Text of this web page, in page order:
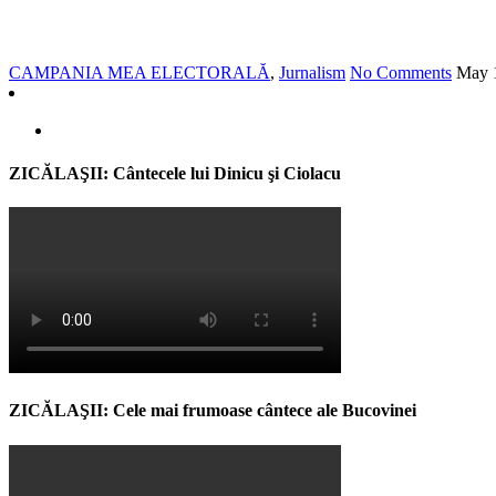
CAMPANIA MEA ELECTORALĂ, Jurnalism No Comments May
ZICĂLAŞII: Cântecele lui Dinicu şi Ciolacu
ZICĂLAŞII: Cele mai frumoase cântece ale Bucovinei